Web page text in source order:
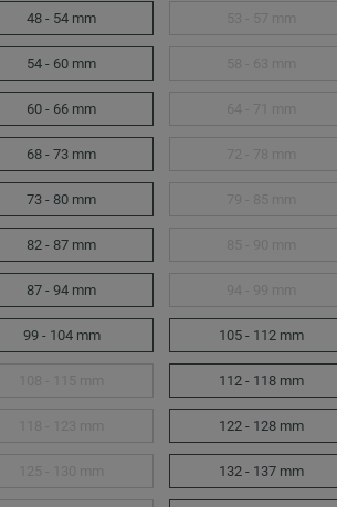
48 - 54 mm
54 - 60 mm
60 - 66 mm
68 - 73 mm
73 - 80 mm
82 - 87 mm
87 - 94 mm
99 - 104 mm 105 - 112 mm
112 - 118 mm
122 - 128 mm
132 - 137 mm